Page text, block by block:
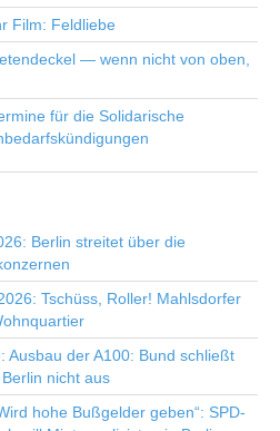
Film: Feldliebe
— wenn nicht von oben,
für die Solidarische
Berlin streitet über die
Tschüss, Roller! Mahlsdorfer
Ausbau der A100: Bund schließt
nicht aus
hohe Bußgelder geben“: SPD-